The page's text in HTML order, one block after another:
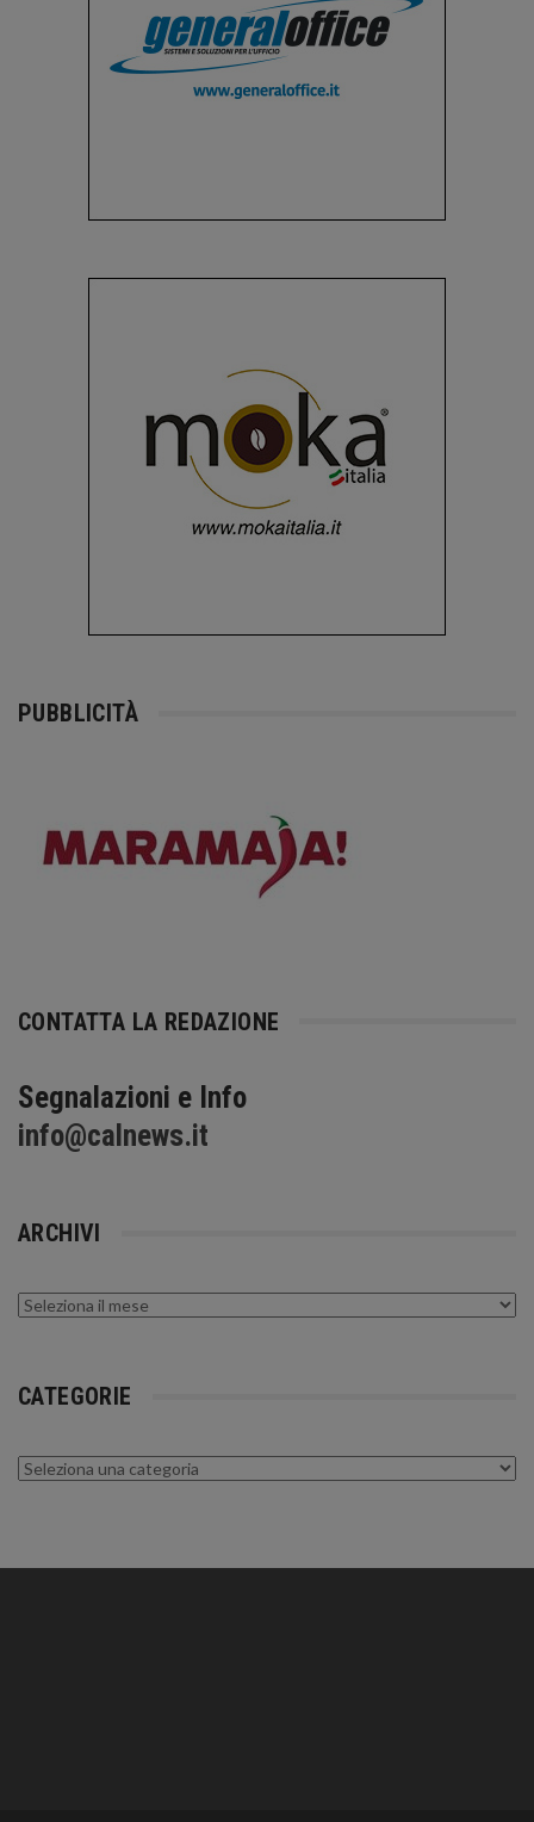
PUBBLICITÀ
CONTATTA LA REDAZIONE
Segnalazioni e Info
info@calnews.it
ARCHIVI
Archivi
CATEGORIE
Categorie